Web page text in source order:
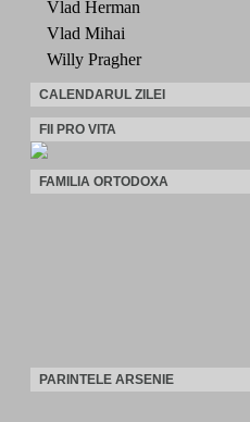
Vlad Herman
Vlad Mihai
Willy Pragher
CALENDARUL ZILEI
FII PRO VITA
FAMILIA ORTODOXA
PARINTELE ARSENIE